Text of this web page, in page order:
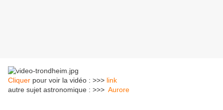
Cliquer pour voir la vidéo : >>> link
autre sujet astronomique : >>> Aurore